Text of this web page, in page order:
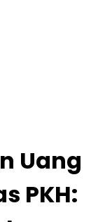
Uang
PKH: